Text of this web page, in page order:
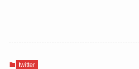
twitter